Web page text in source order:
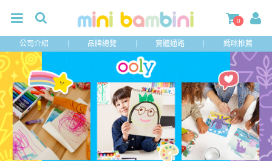
0
公司介紹 品牌總覽 實體通路 媽咪推薦